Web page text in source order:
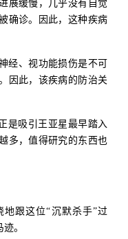
展缓慢，几乎没有自觉
确诊。因此，这种疾病
经、视功能损伤是不可
因此，该疾病的防治关
是吸引王亚星最早踏入
多，值得研究的东西也
跟这位“沉默杀手”过
。